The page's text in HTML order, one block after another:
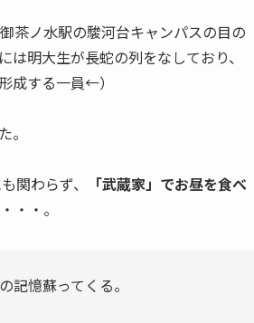
茶ノ水駅の駿河台キャンパスの目の
明大生が長蛇の列をなしており、
成する一員←）
。
関わらず、
「武蔵家」でお昼を食べ
・・・。
記憶蘇ってくる。